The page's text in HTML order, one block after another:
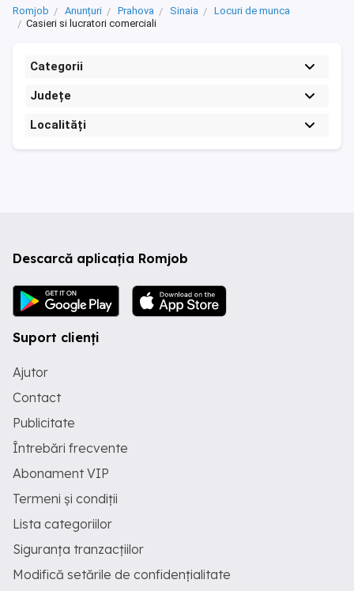
Romjob Anunțuri Prahova Sinaia
Locuri de munca
Casieri si lucratori comerciali
Categorii
Județe
Localități
Descarcă aplicația Romjob
Suport clienți
Ajutor
Contact
Publicitate
Întrebări frecvente
Abonament VIP
Termeni și condiții
Lista categoriilor
Siguranța tranzacțiilor
Modifică setările de confidențialitate